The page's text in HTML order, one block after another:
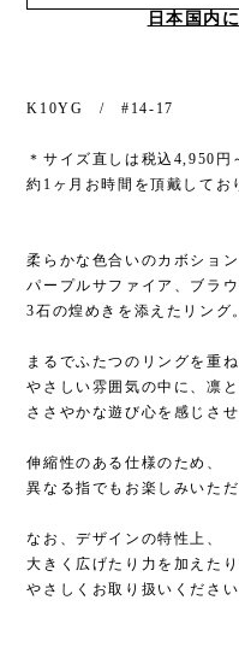
日本国内
K10YG / #14-17
＊サイズ直しは税込4,950円
約1ヶ月お時間を頂戴してお
柔らかな色合いのカボショ
パープルサファイア、ブラ
3石の煌めきを添えたリング。
まるでふたつのリングを重
やさしい雰囲気の中に、凛
ささやかな遊び心を感じさせ
伸縮性のある仕様のため、
異なる指でもお楽しみいただ
なお、デザインの特性上、
大きく広げたり力を加えたり
やさしくお取り扱いください